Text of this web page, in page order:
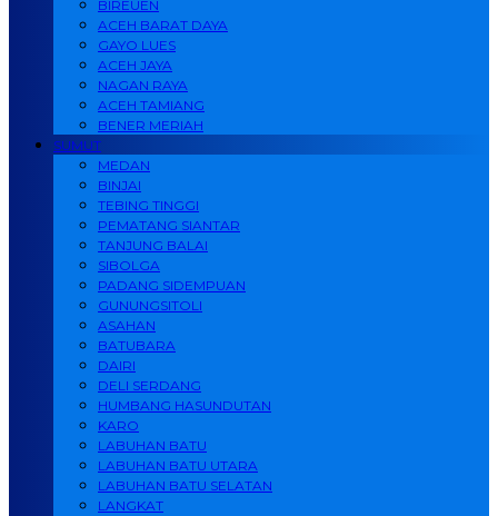
BIREUEN
ACEH BARAT DAYA
GAYO LUES
ACEH JAYA
NAGAN RAYA
ACEH TAMIANG
BENER MERIAH
SUMUT
MEDAN
BINJAI
TEBING TINGGI
PEMATANG SIANTAR
TANJUNG BALAI
SIBOLGA
PADANG SIDEMPUAN
GUNUNGSITOLI
ASAHAN
BATUBARA
DAIRI
DELI SERDANG
HUMBANG HASUNDUTAN
KARO
LABUHAN BATU
LABUHAN BATU UTARA
LABUHAN BATU SELATAN
LANGKAT